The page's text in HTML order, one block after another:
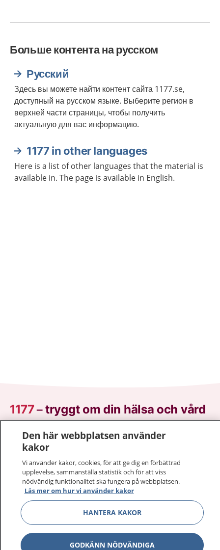
Больше контента на русском
Русский
Здесь вы можете найти контент сайта 1177.se,
доступный на русском языке. Выберите регион в
верхней части страницы, чтобы получить
актуальную для вас информацию.
1177 in other languages
Here is a list of other languages that the material is
available in. The page is available in English.
1177–tryggt om din hälsa och vård
På 1177.se får du råd om hälsa och information om
sjukdomar och vilka mottagningar du kan kontakta.
vårdärenden. Ring telefonnummer 1177 för
sjukvårdsrådgivning dygnet runt.
1177 ger dig råd när du vill må bättre.
Den här webbplatsen använder
kakor
Vi använder kakor, cookies, för att ge dig en förbättrad
upplevelse, sammanställa statistik och för att viss
nödvändig funktionalitet ska fungera på webbplatsen.
Läs mer om hur vi använder kakor
HANTERA KAKOR
GODKÄNN NÖDVÄNDIGA